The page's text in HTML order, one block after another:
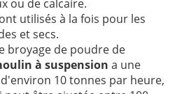
ou de calcaire.
utilisés à la fois pour les
et secs.
broyage de poudre de
à suspension a une
10 tonnes par heure,